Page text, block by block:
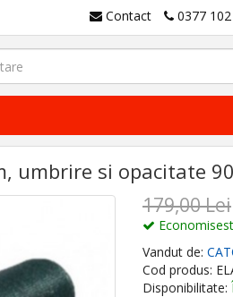
Contact 0377
umbrire si opacitate
179,00 Lei
Vandut de:
Cod produs:
Disponibilitate: